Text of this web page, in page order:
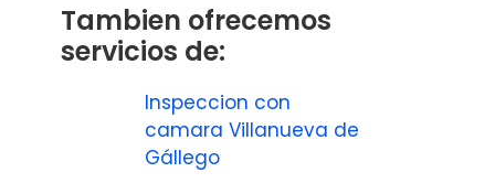
Tambien ofrecemos
servicios de:
Inspeccion con
camara Villanueva de
Gállego